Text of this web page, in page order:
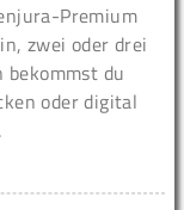
Premium
zwei oder drei
du
oder digital